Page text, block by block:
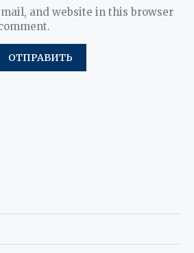
and website in this browser